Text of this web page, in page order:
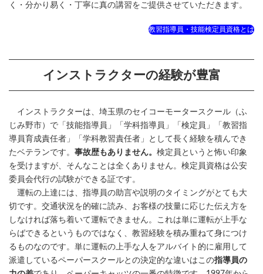
く・分かり易く・丁寧に真の講習をご提供させていただきます。
教習指導員・技能検定員資格とは
インストラクターの経験が豊富
インストラクターは、埼玉県のセイコーモータースクール（ふ
じみ野市）で「技能指導員」「学科指導員」「検定員」「教習指
導員育成責任者」「学科教習責任者」として長く経験を積んでき
たベテランです。 事故歴もありません。 検定員というと怖い印象
を受けますが、そんなことは全くありません。検定員資格は公安
委員会代行の試験ができる証です。
運転の上達には、指導員の助言や説明のタイミングがとても大
切です。交通状況を的確に読み、お客様の技量に応じた伝え方を
しなければ落ち着いて運転できません。これは単に運転が上手な
らばできるというものではなく、教習経験を積み重ねて身につけ
るものなのです。単に運転の上手な人をアルバイト的に雇用して
派遣しているペーパースクールとの決定的な違いはこの指導員の